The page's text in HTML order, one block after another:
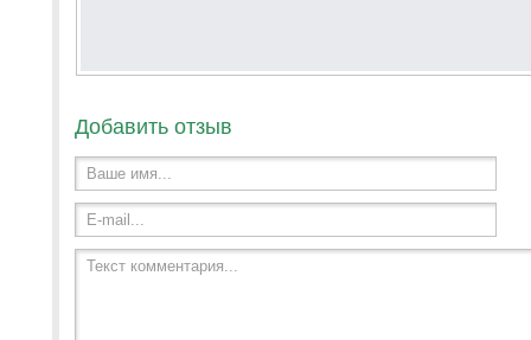
Добавить отзыв
Ваше имя...
E-mail...
Текст комментария...